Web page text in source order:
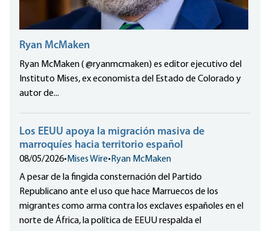
Ryan McMaken
Ryan McMaken ( @ryanmcmaken) es editor ejecutivo del
Instituto Mises, ex economista del Estado de Colorado y
autor de...
Los EEUU apoya la migración masiva de
marroquíes hacia territorio español
08/05/2026• Mises Wire• Ryan McMaken
A pesar de la fingida consternación del Partido
Republicano ante el uso que hace Marruecos de los
migrantes como arma contra los exclaves españoles en el
norte de África, la política de EEUU respalda el